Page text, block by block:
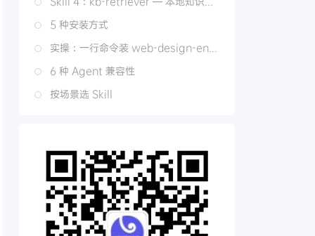
5 种安装方式
6 种 Agent 兼容性
按场景选 Skill